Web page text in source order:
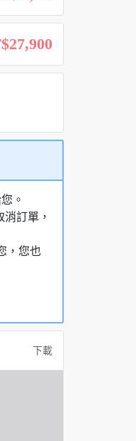
。
訂單，
，您也
下載